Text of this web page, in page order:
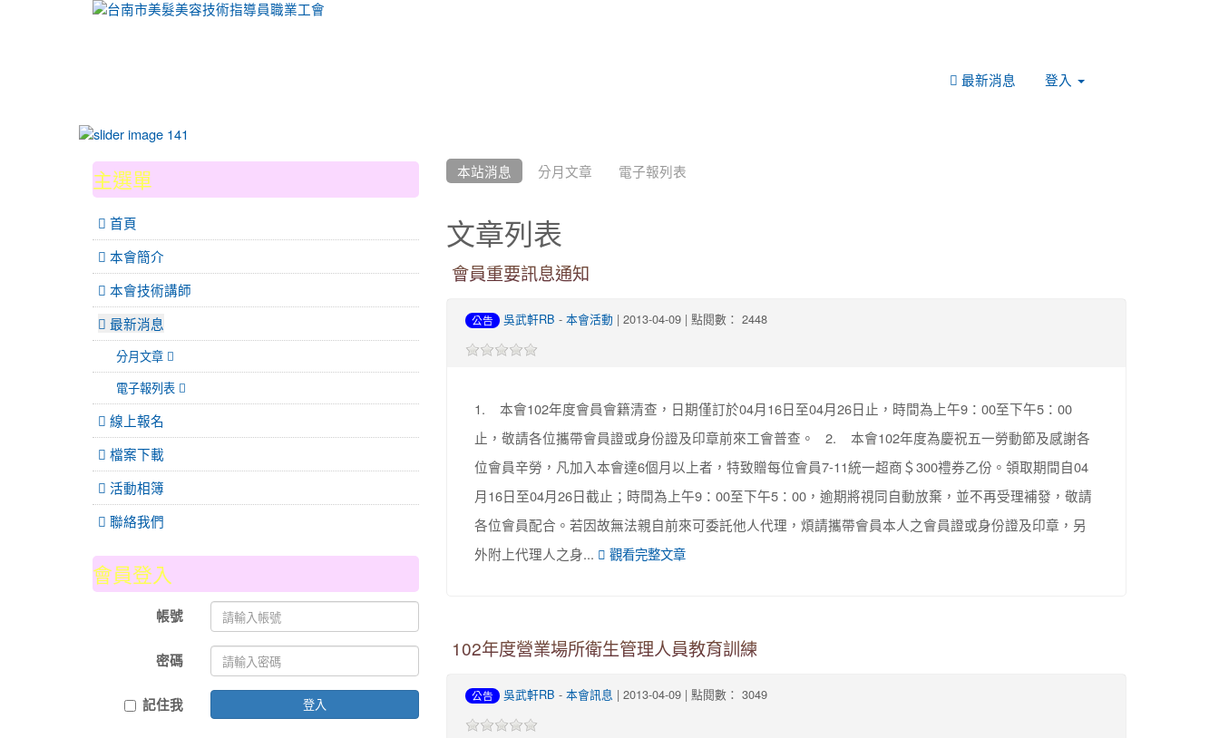
最新消息 登入
本站消息 分月文章 電子報列表
文章列表
會員重要訊息通知
公告 吳武軒RB - 本會活動 | 2013-04-09 | 點閱數： 2448
1. 本會102年度會員會籍清查，日期僅訂於04月16日至04月26日止，時間為上午9：00至下午5：00
止，敬請各位攜帶會員證或身份證及印章前來工會普查。 2. 本會102年度為慶祝五一勞動節及感謝各
位會員辛勞，凡加入本會達6個月以上者，特致贈每位會員7-11統一超商＄300禮券乙份。領取期間自04
月16日至04月26日截止；時間為上午9：00至下午5：00，逾期將視同自動放棄，並不再受理補發，敬請
各位會員配合。若因故無法親自前來可委託他人代理，煩請攜帶會員本人之會員證或身份證及印章，另
外附上代理人之身...
觀看完整文章
102年度營業場所衛生管理人員教育訓練
公告 吳武軒RB - 本會訊息 | 2013-04-09 | 點閱數： 3049
:::主選單
 首頁
本會簡介
本會技術講師
最新消息
分月文章
電子報列表
線上報名
檔案下載
活動相簿
聯絡我們
會員登入
帳號
密碼
記住我 登入